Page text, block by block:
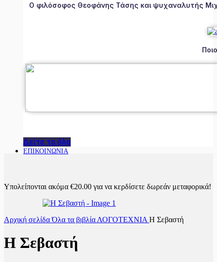
Ο φιλόσοφος Θεοφάνης Τάσης και ψυχαναλυτής
Δείτε τα όλα
ΕΠΙΚΟΙΝΩΝΙΑ
Υπολείπονται ακόμα €20.00 για να κερδίσετε δωρεάν μεταφορικά!
Αρχική σελίδαΌλα τα βιβλία ΛΟΓΟΤΕΧΝΙΑ Η Σεβαστή
Η Σεβαστή